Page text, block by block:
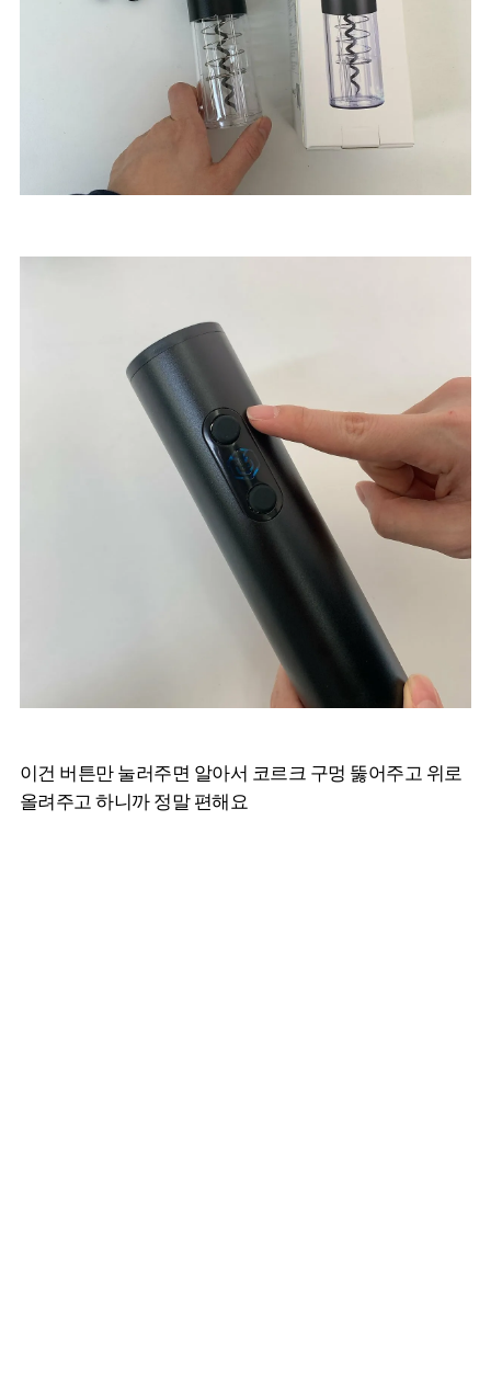
이건 버튼만 눌러주면 알아서 코르크 구멍 뚫어주고 위로
올려주고 하니까 정말 편해요